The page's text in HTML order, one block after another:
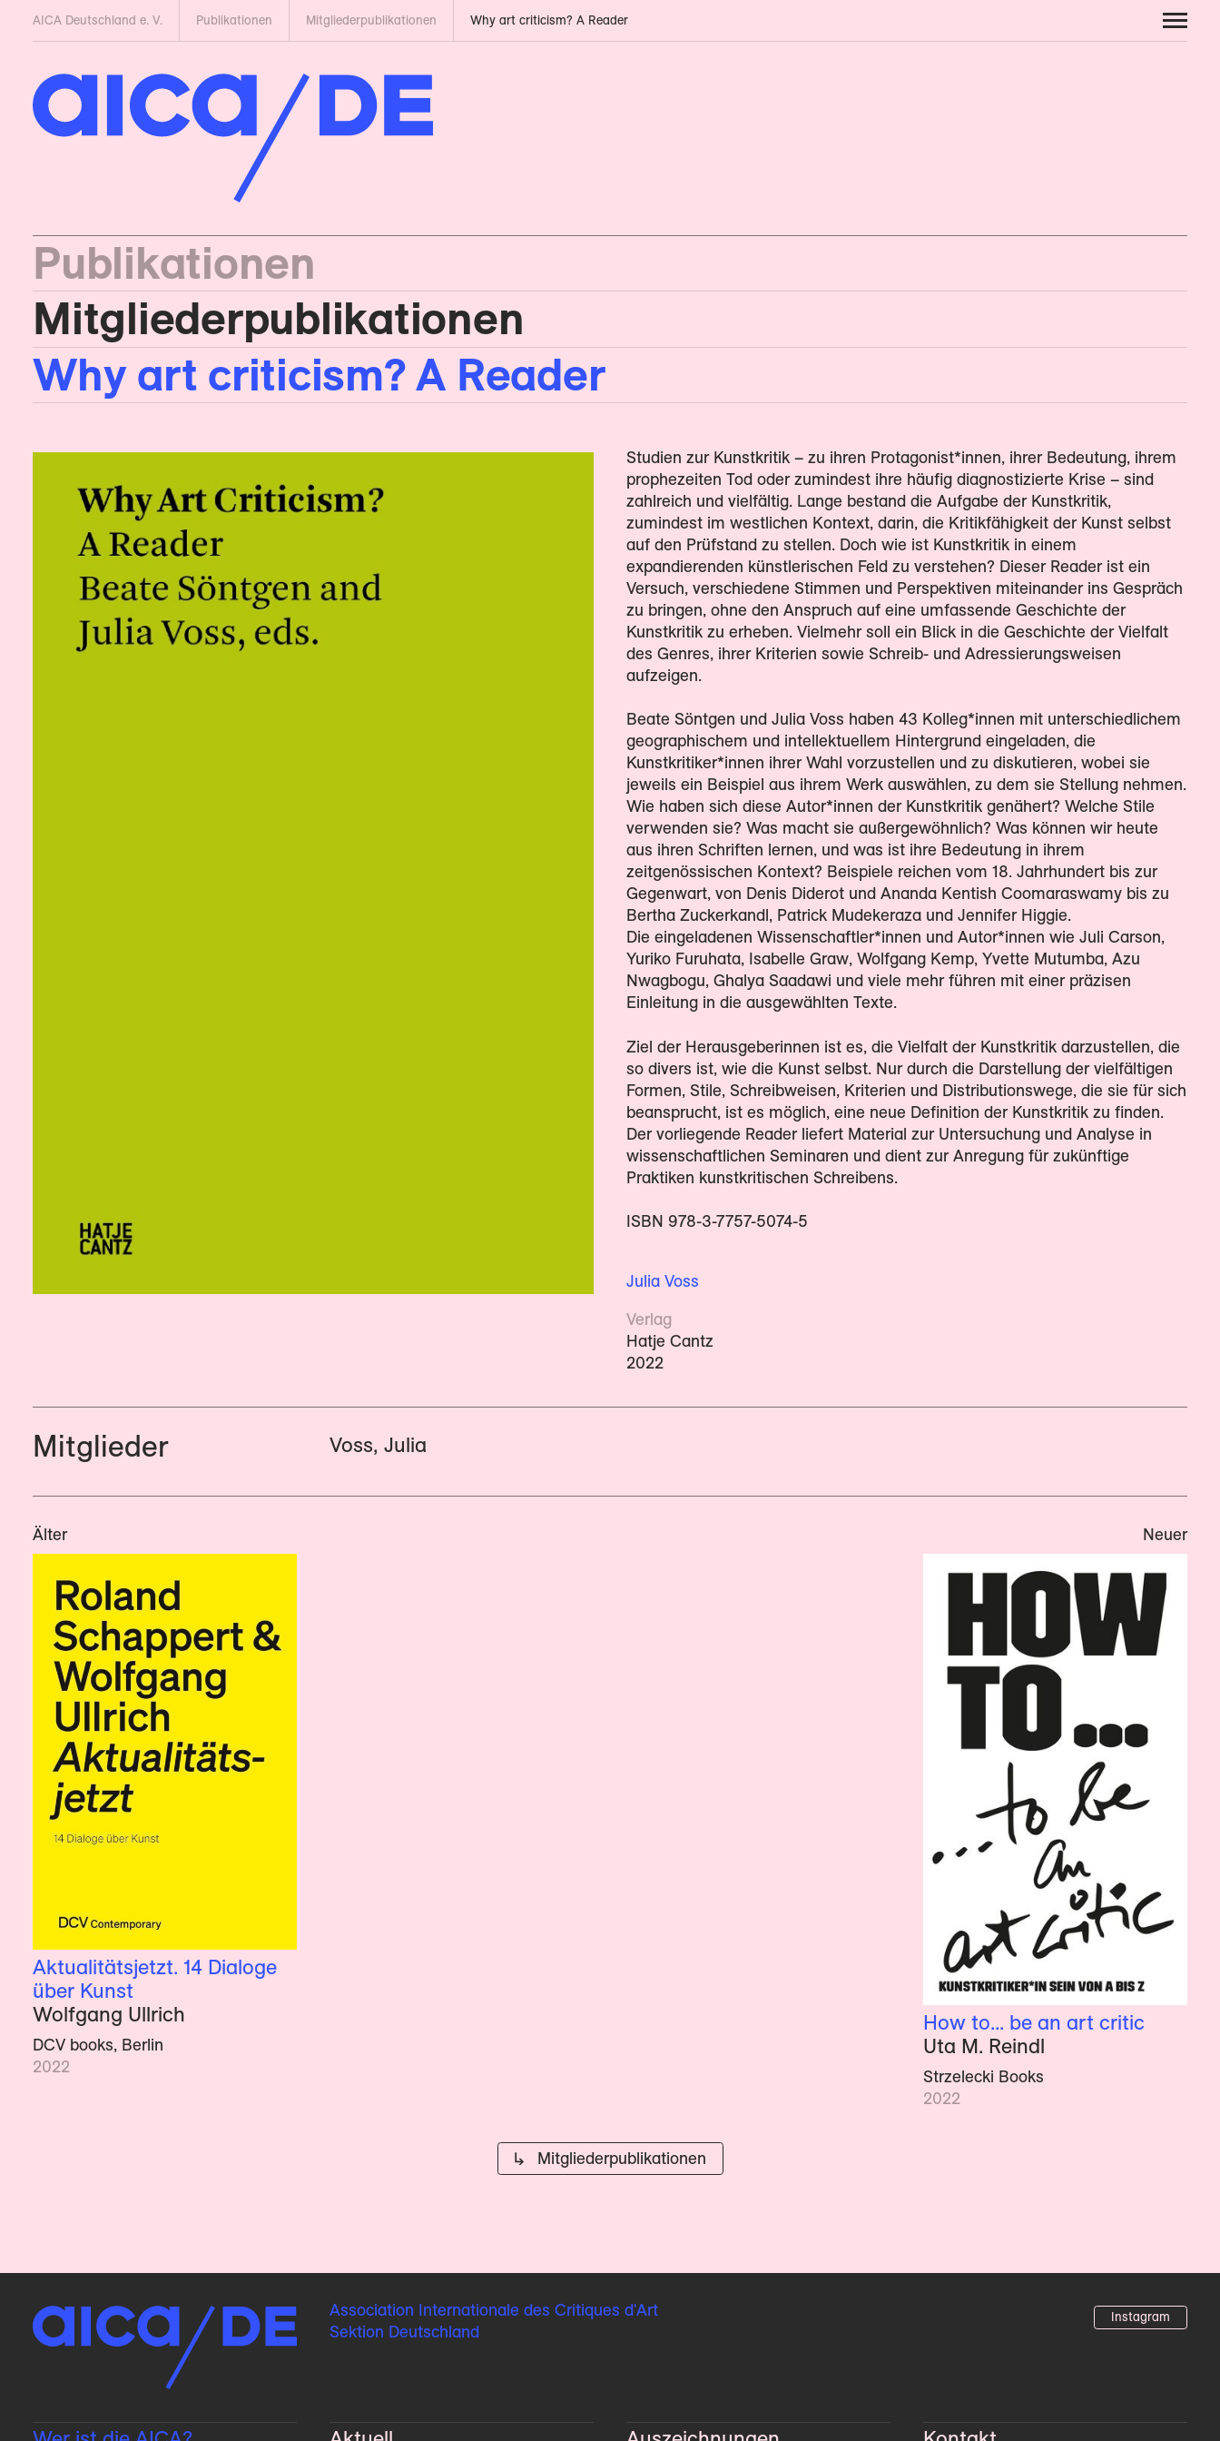
Publikationen
Mitglieder­publikationen
Why art criticism? A Reader
Studien zur Kunstkritik – zu ihren Protagonist*innen, ihrer Bedeutung, ihrem
prophezeiten Tod oder zumindest ihre häufig diagnostizierte Krise – sind
zahlreich und vielfältig. Lange bestand die Aufgabe der Kunstkritik,
zumindest im westlichen Kontext, darin, die Kritikfähigkeit der Kunst selbst
auf den Prüfstand zu stellen. Doch wie ist Kunstkritik in einem
expandierenden künstlerischen Feld zu verstehen? Dieser Reader ist ein
Versuch, verschiedene Stimmen und Perspektiven miteinander ins Gespräch
zu bringen, ohne den Anspruch auf eine umfassende Geschichte der
Kunstkritik zu erheben. Vielmehr soll ein Blick in die Geschichte der Vielfalt
des Genres, ihrer Kriterien sowie Schreib- und Adressierungsweisen
aufzeigen.
Beate Söntgen und Julia Voss haben 43 Kolleg*innen mit unterschiedlichem
geographischem und intellektuellem Hintergrund eingeladen, die
Kunstkritiker*innen ihrer Wahl vorzustellen und zu diskutieren, wobei sie
jeweils ein Beispiel aus ihrem Werk auswählen, zu dem sie Stellung nehmen.
Wie haben sich diese Autor*innen der Kunstkritik genähert? Welche Stile
verwenden sie? Was macht sie außergewöhnlich? Was können wir heute
aus ihren Schriften lernen, und was ist ihre Bedeutung in ihrem
zeitgenössischen Kontext? Beispiele reichen vom 18. Jahrhundert bis zur
Gegenwart, von Denis Diderot und Ananda Kentish Coomaraswamy bis zu
Bertha Zuckerkandl, Patrick Mudekeraza und Jennifer Higgie.
Die eingeladenen Wissenschaftler*innen und Autor*innen wie Juli Carson,
Yuriko Furuhata, Isabelle Graw, Wolfgang Kemp, Yvette Mutumba, Azu
Nwagbogu, Ghalya Saadawi und viele mehr führen mit einer präzisen
Einleitung in die ausgewählten Texte.
Ziel der Herausgeberinnen ist es, die Vielfalt der Kunstkritik darzustellen, die
so divers ist, wie die Kunst selbst. Nur durch die Darstellung der vielfältigen
Formen, Stile, Schreibweisen, Kriterien und Distributionswege, die sie für sich
beansprucht, ist es möglich, eine neue Definition der Kunstkritik zu finden.
Der vorliegende Reader liefert Material zur Untersuchung und Analyse in
wissenschaftlichen Seminaren und dient zur Anregung für zukünftige
Praktiken kunstkritischen Schreibens.
ISBN 978-3-7757-5074-5
Julia Voss
Verlag
Hatje Cantz
2022
Mitglieder Voss, Julia
Älter
Aktualitätsjetzt. 14 Dialoge
über Kunst
Wolfgang Ullrich
DCV books, Berlin
2022
Neuer
How to... be an art critic
Uta M. Reindl
Strzelecki Books
2022
↳ Mitglieder­publikationen
AICA Deutschland e. V. Publikationen Mitglieder­publikationen Why art criticism? A Reader
Association Internationale des Critiques d'Art
Sektion Deutschland
Instagram